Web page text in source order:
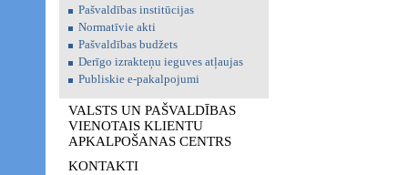
Pašvaldības institūcijas
Normatīvie akti
Pašvaldības budžets
Derīgo izrakteņu ieguves atļaujas
Publiskie e-pakalpojumi
VALSTS UN PAŠVALDĪBAS
VIENOTAIS KLIENTU
APKALPOŠANAS CENTRS
KONTAKTI